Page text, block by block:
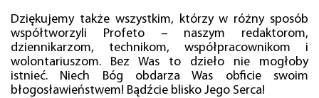
Dziękujemy także wszystkim, którzy w różny sposób
współtworzyli Profeto – naszym redaktorom,
dziennikarzom, technikom, współpracownikom i
wolontariuszom. Bez Was to dzieło nie mogłoby
istnieć. Niech Bóg obdarza Was obficie swoim
błogosławieństwem! Bądźcie blisko Jego Serca!